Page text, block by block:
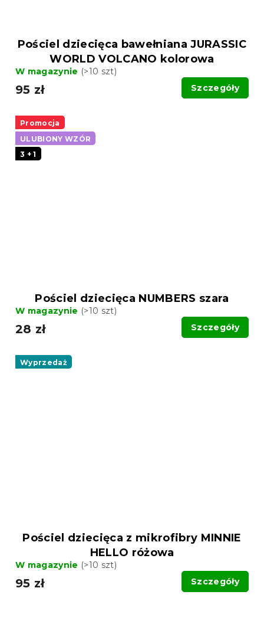
Pościel dziecięca bawełniana JURASSIC
WORLD VOLCANO kolorowa
W magazynie (>10 szt)
95 zł Szczegóły
Promocja
ULUBIONY WZÓR
3 + 1
Pościel dziecięca NUMBERS szara
W magazynie (>10 szt)
28 zł Szczegóły
Wyprzedaż
Pościel dziecięca z mikrofibry MINNIE
HELLO różowa
W magazynie (>10 szt)
95 zł Szczegóły